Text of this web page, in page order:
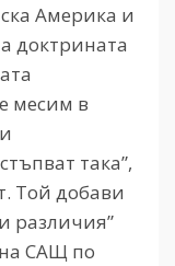
Америка и
доктрината
месим в
така”,
Той добави
различия”
САЩ по